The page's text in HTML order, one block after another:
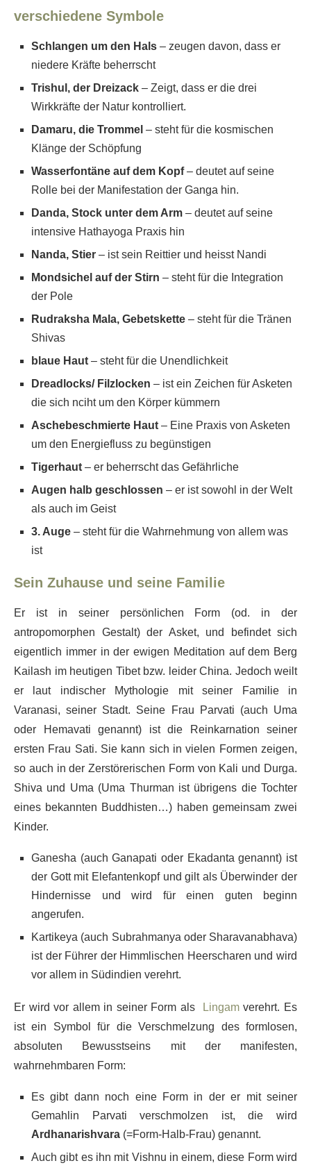
verschiedene Symbole
Schlangen um den Hals – zeugen davon, dass er
niedere Kräfte beherrscht
Trishul, der Dreizack – Zeigt, dass er die drei
Wirkkräfte der Natur kontrolliert.
Damaru, die Trommel – steht für die kosmischen
Klänge der Schöpfung
Wasserfontäne auf dem Kopf– deutet auf seine
Rolle bei der Manifestation der Ganga hin.
Danda, Stock unter dem Arm – deutet auf seine
intensive Hathayoga Praxis hin
Nanda, Stier – ist sein Reittier und heisst Nandi
Mondsichel auf der Stirn – steht für die Integration
der Pole
Rudraksha Mala, Gebetskette – steht für die Tränen
Shivas
blaue Haut – steht für die Unendlichkeit
Dreadlocks/ Filzlocken – ist ein Zeichen für Asketen
die sich nciht um den Körper kümmern
Aschebeschmierte Haut – Eine Praxis von Asketen
um den Energiefluss zu begünstigen
Tigerhaut – er beherrscht das Gefährliche
Augen halb geschlossen – er ist sowohl in der Welt
als auch im Geist
3. Auge – steht für die Wahrnehmung von allem was
ist
Sein Zuhause und seine Familie
Er ist in seiner persönlichen Form (od. in der
antropomorphen Gestalt) der Asket, und befindet sich
eigentlich immer in der ewigen Meditation auf dem Berg
Kailash im heutigen Tibet bzw. leider China. Jedoch weilt
er laut indischer Mythologie mit seiner Familie in
Varanasi, seiner Stadt. Seine Frau Parvati (auch Uma
oder Hemavati genannt) ist die Reinkarnation seiner
ersten Frau Sati. Sie kann sich in vielen Formen zeigen,
so auch in der Zerstörerischen Form von Kali und Durga.
Shiva und Uma (Uma Thurman ist übrigens die Tochter
eines bekannten Buddhisten…) haben gemeinsam zwei
Kinder.
Ganesha (auch Ganapati oder Ekadanta genannt) ist
der Gott mit Elefantenkopf und gilt als Überwinder der
Hindernisse und wird für einen guten beginn
angerufen.
Kartikeya (auch Subrahmanya oder Sharavanabhava)
ist der Führer der Himmlischen Heerscharen und wird
vor allem in Südindien verehrt.
Er wird vor allem in seiner Form als Lingamverehrt. Es
ist ein Symbol für die Verschmelzung des formlosen,
absoluten Bewusstseins mit der manifesten,
wahrnehmbaren Form:
Es gibt dann noch eine Form in der er mit seiner
Gemahlin Parvati verschmolzen ist, die wird
Ardhanarishvara (=Form-Halb-Frau) genannt.
Auch gibt es ihn mit Vishnu in einem, diese Form wird